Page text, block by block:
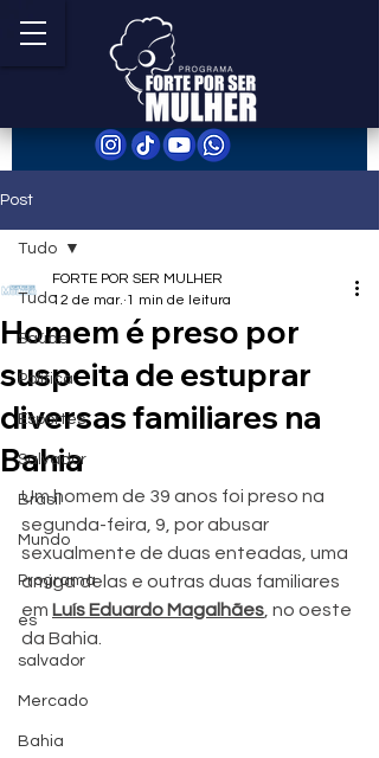
Post
Tudo
Saúde
Política
Esportes
Salvador
Brasil
Mundo
Programa
es
salvador
Mercado
Bahia
Tudo
Homem é preso por
suspeita de estuprar
diversas familiares na
Bahia
FORTE POR SER MULHER
12 de mar. 1 min de leitura
Um homem de 39 anos foi preso na
segunda-feira, 9, por abusar
sexualmente de duas enteadas, uma
amiga delas e outras duas familiares
em Luís Eduardo Magalhães , no oeste
da Bahia.